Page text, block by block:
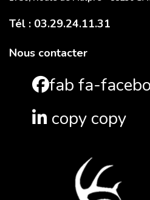
Tél : 03.29.24.11.31
Nous contacter
fab fa-
copy copy